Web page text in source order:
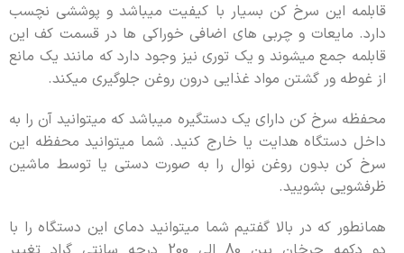
قابلمه این سرخ کن بسیار با کیفیت میباشد و پوششی نچسب
دارد. مایعات و چربی های اضافی خوراکی ها در قسمت کف این
قابلمه جمع میشوند و یک توری نیز وجود دارد که مانند یک مانع
از غوطه ور گشتن مواد غذایی درون روغن جلوگیری میکند.
محفظه سرخ کن دارای یک دستگیره میباشد که میتوانید آن را به
داخل دستگاه هدایت یا خارج کنید. شما میتوانید محفظه این
سرخ کن بدون روغن نوال را به صورت دستی یا توسط ماشین
ظرفشویی بشویید.
همانطور که در بالا گفتیم شما میتوانید دمای این دستگاه را با